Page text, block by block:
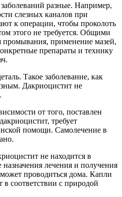
разные. Например,
слезных каналов при
к операции, чтобы проколоть
этого не требуется. Общими
промывания, применение мазей,
препараты и технику
Такое заболевание, как
Дакриоцистит не
от того, поставлен
требует
помощи. Самолечение в
не находится в
лечения и получения
проводиться дома. Капли
в соответствии с природой